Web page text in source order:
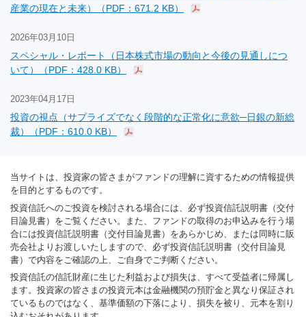
産業の現在と未来）（PDF：671.2 KB）
2026年03月10日
スペシャル・レポート（日本株式市場の動向と今後の見通しにつ
いて）（PDF：428.0 KB）
2023年04月17日
投資の視点（サプライズでなく段階的な正常化に意欲─日銀の新総
裁）（PDF：610.0 KB）
当サイトは、投資家の皆さまがファンドの理解に資するための情報提供
を目的とするものです。
投資信託へのご投資を検討される場合には、必ず投資信託説明書（交付
目論見書）をご覧ください。また、ファンドの取得のお申込みを行う場
合には投資信託説明書（交付目論見書）をあらかじめ、または同時に販
売会社よりお渡しいたしますので、必ず投資信託説明書（交付目論見
書）で内容をご確認の上、ご自身でご判断ください。
投資信託の信託財産に生じた利益および損失は、すべて受益者に帰属し
ます。投資家の皆さまの投資元本は金融機関の預貯金と異なり保証され
ているものではなく、基準価額の下落により、損失を被り、元本を割り